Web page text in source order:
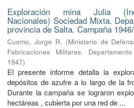
Exploración mina Julia
Nacionales) Sociedad Mixta.
provincia de Salta. Campaña
Cuomo, Jorge R. (Ministerio de
Fabricaciones Militares.
1947)
El presente informe detalla la
depósitos de azufre a lo largo de la
Durante la campaña se lograron
hectáreas , cubierta por una red de ...